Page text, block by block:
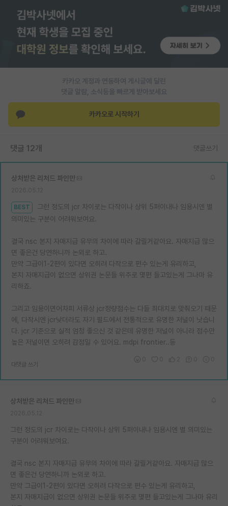
이벤트
반도체 아카데미
카카오 계정과 연동하여 게시글에 달린
댓글 알람, 소식등을 빠르게 받아보세요
카카오로 시작하기
댓글 12개 댓글쓰기
상처받은 리처드 파인만
BEST
그런 정도의 jcr 차이로는 다작이나 상위 5퍼이내나 임용시엔 별
의미있는 구분이 어려워보여요.
결국 nsc 본지 자매지급 유무의 차이에 따라 갈릴거같아요. 자매지급 많으
면 좋은건 당연하니까 논외로 하고.
만약 그급이1-2편이 있다면 오히려 다작으로 편수 있는게 유리하고,
본지 자매지급이 없으면 상위권 논문들 위주로 몇편 들고있는게 그나마 유
리하죠.
그리고 임용이면어차피 서류상 jcr정량점수는 다들 최대치로 맞춰오기 때문
에, 다작시엔 jcr낮더라도 자기 필드에서 전통적으로 유명한 저널이 낫습니
다. jcr 기준으로 실적 엄청 좋으신 것 같은데 유명한 저널이 아니라 점수만
높은 저널이면 오히려 감점일 수 있어요. mdpi frontier..등
대댓글 쓰기
상처받은 리처드 파인만
그런 정도의 jcr 차이로는 다작이나 상위 5퍼이내나 임용시엔 별 의미있는
구분이 어려워보여요.
결국 nsc 본지 자매지급 유무의 차이에 따라 갈릴거같아요. 자매지급 많으
면 좋은건 당연하니까 논외로 하고.
만약 그급이1-2편이 있다면 오히려 다작으로 편수 있는게 유리하고,
본지 자매지급이 없으면 상위권 논문들 위주로 몇편 들고있는게 그나마 유리